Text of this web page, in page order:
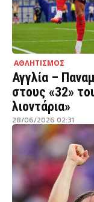
ΑΘΛΗΤΙΣΜΟΣ
Αγγλία –
στους «32»
λιοντάρια»
28/06/2026 02:31